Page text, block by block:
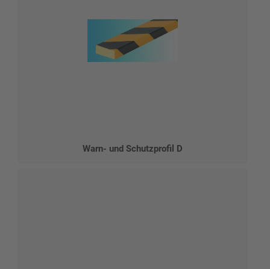
Warn- und Schutzprofil D